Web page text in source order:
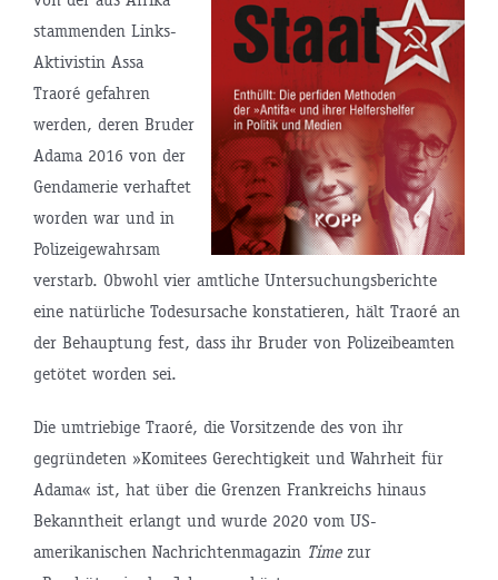
stammenden Links-
Aktivistin Assa
Traoré gefahren
werden, deren Bruder
Adama 2016 von der
Gendamerie verhaftet
worden war und in
Polizeigewahrsam
verstarb. Obwohl vier amtliche Untersuchungsberichte
eine natürliche Todesursache konstatieren, hält Traoré an
der Behauptung fest, dass ihr Bruder von Polizeibeamten
getötet worden sei.
Die umtriebige Traoré, die Vorsitzende des von ihr
gegründeten »Komitees Gerechtigkeit und Wahrheit für
Adama« ist, hat über die Grenzen Frankreichs hinaus
Bekanntheit erlangt und wurde 2020 vom US-
amerikanischen Nachrichtenmagazin Timezur